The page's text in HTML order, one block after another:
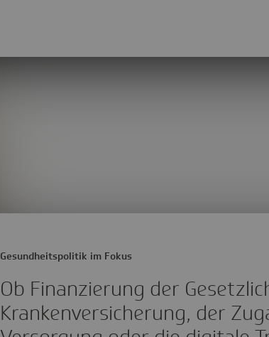
Ob Finanzierung der
Krankenversicherung, der
Gesundheitspolitik im Fokus